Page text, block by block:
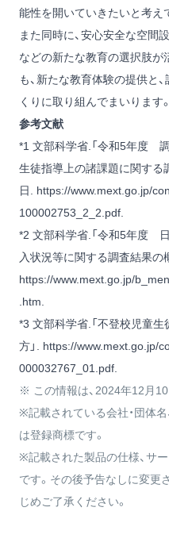
能性を開いていきたいと考え
また同時に、安心安全な空間
などの新たな教育の選択肢が
も、新たな教育体験の提供と
くりに取り組んでまいります。
参考文献
*1 文部科学省.「令和5年度
生徒指導上の諸課題に関する
日. https://www.mext.go.jp/
100002753_2_2.pdf.
*2 文部科学省.「令和5年度
入状況等に関する調査結果の
https://www.mext.go.jp/
.htm.
*3 文部科学省.「不登校児童
方」. https://www.mext.go.jp/
000032767_01.pdf.
※ この情報は、2024年12月10
※記載されている会社・団体名
は登録商標です。
※記載された製品の仕様、サ
です。その後予告なしに変更
じめご了承ください。